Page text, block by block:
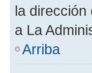
la
a La
Arriba